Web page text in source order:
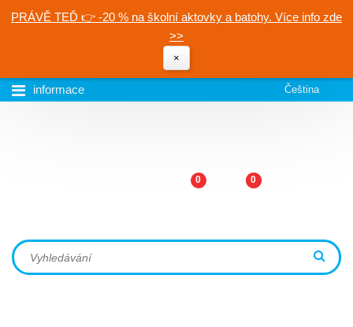
PRÁVĚ TEĎ 👉 -20 % na školní aktovky a batohy. Více info zde
>>
×
informace Čeština
0 0